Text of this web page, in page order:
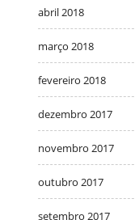
abril 2018
março 2018
fevereiro 2018
dezembro 2017
novembro 2017
outubro 2017
setembro 2017